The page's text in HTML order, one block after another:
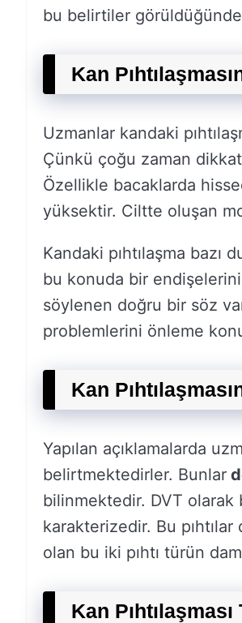
bu belirtiler
Kan
Uzmanlar kandaki
Çünkü çoğu zaman
Özellikle bacaklarda
yüksektir. Ciltte oluşan
Kandaki pıhtılaşma
bu konuda bir
söylenen doğru bir söz
problemlerini önleme
Kan
Yapılan açıklamalarda
belirtmektedirler. Bunlar
bilinmektedir. DVT olarak
karakterizedir. Bu
olan bu iki pıhtı türün
Kan